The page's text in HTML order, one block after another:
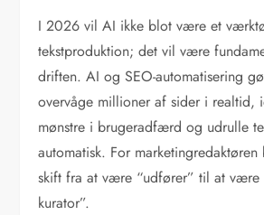
I 2026 vil AI ikke blot være et
tekstproduktion; det vil være
driften. AI og SEO-automatisering
overvåge millioner af sider i realtid,
mønstre i brugeradfærd og udrulle
automatisk. For
skift fra at være “udfører” til at være
kurator”.